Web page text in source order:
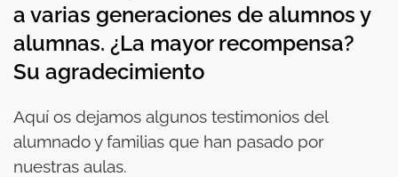
a varias generaciones de alumnos y
alumnas. ¿La mayor recompensa?
Su agradecimiento
Aquí os dejamos algunos testimonios del
alumnado y familias que han pasado por
nuestras aulas.